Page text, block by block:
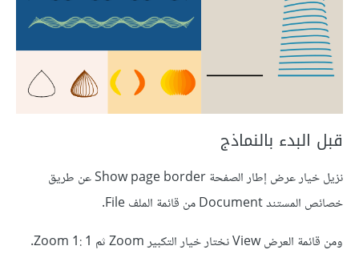
قبل البدء بالنماذج
نزيل خيار عرض إطار الصفحة Show page border عن طريق
خصائص المستند Document من قائمة الملف File.
ومن قائمة العرض View نختار خيار التكبير Zoom ثم Zoom 1: 1.